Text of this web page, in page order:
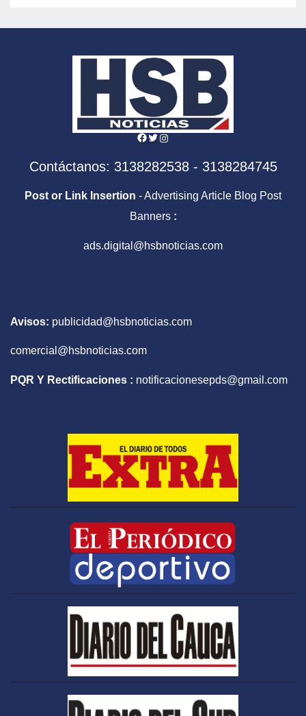
Facebook
Twitter
Instagram
Contáctanos: 3138282538 - 3138284745
Post or Link Insertion - Advertising Article Blog Post
Banners :
ads.digital@hsbnoticias.com
Avisos: publicidad@hsbnoticias.com
comercial@hsbnoticias.com
PQR Y Rectificaciones : notificacionesepds@gmail.com